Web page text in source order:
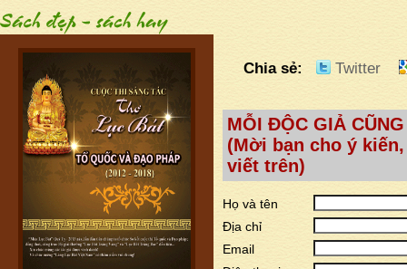
Chia sẻ: Twitter
MỖI ĐỘC GIẢ
(Mời bạn cho ý
viết trên)
Họ và tên
Địa chỉ
Email